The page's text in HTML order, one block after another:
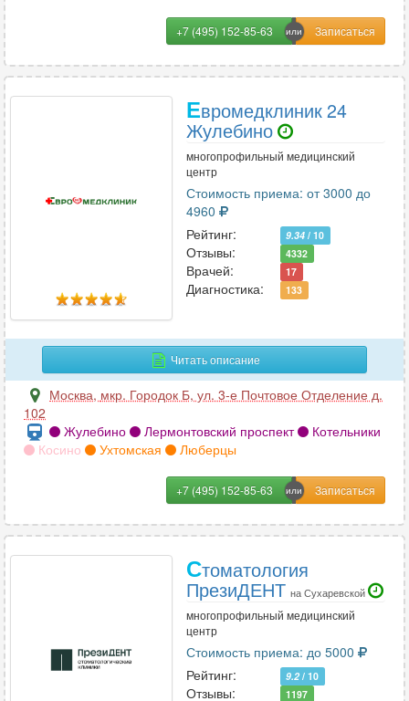
+7 (495) 152-85-63
Евромедклиник 24
Жулебино
многопрофильный медицинский
центр
Стоимость приема: от 3000 до
4960
Рейтинг:
9.34 / 10
Отзывы: 4332
Врачей: 17
Диагностика: 133
Читать описание
Москва, мкр. Городок Б, ул. 3-е Почтовое Отделение д.
102
Жулебино
Лермонтовский проспект
Котельники
Косино
Ухтомская Люберцы
+7 (495) 152-85-63
Стоматология
ПрезиДЕНТ на Сухаревской
многопрофильный медицинский
центр
Стоимость приема: до 5000
Рейтинг:
9.2 / 10
Отзывы: 1197